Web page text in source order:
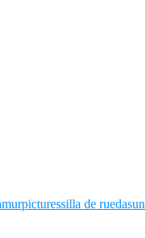
picturessilla de ruedas